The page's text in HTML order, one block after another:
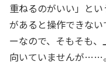
重ねるのがいい」と
があると操作できな
ーなので、そもそも
向いていませんが……。